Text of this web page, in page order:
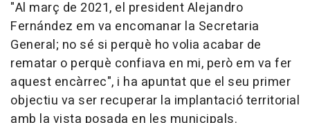
"Al març de 2021, el president Alejandro
Fernández em va encomanar la Secretaria
General; no sé si perquè ho volia acabar de
rematar o perquè confiava en mi, però em va fer
aquest encàrrec", i ha apuntat que el seu primer
objectiu va ser recuperar la implantació territorial